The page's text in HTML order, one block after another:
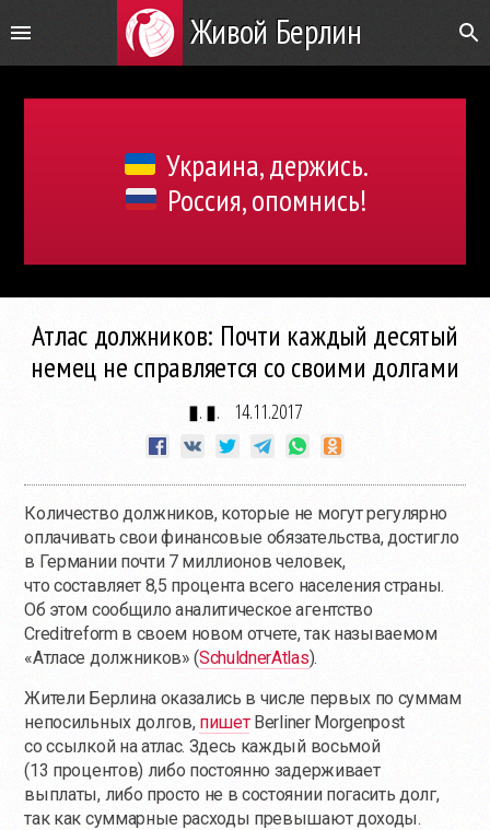
Живой Берлин
Украина, держись.
Россия, опомнись!
Атлас должников: Почти каждый десятый
немец не справляется со своими долгами
▮. ▮. 14.11.2017
Количество должников, которые не могут регулярно
оплачивать свои финансовые обязательства, достигло
в Германии почти 7 миллионов человек,
что составляет 8,5 процента всего населения страны.
Об этом сообщило аналитическое агентство
Creditreform в своем новом отчете, так называемом
«Атласе должников» (SchuldnerAtlas).
Жители Берлина оказались в числе первых по суммам
непосильных долгов, пишетBerliner Morgenpost
со ссылкой на атлас. Здесь каждый восьмой
(13 процентов) либо постоянно задерживает
выплаты, либо просто не в состоянии погасить долг,
так как суммарные расходы превышают доходы.